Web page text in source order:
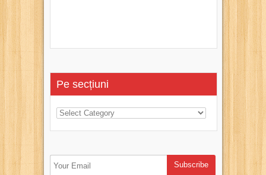
Pe secțiuni